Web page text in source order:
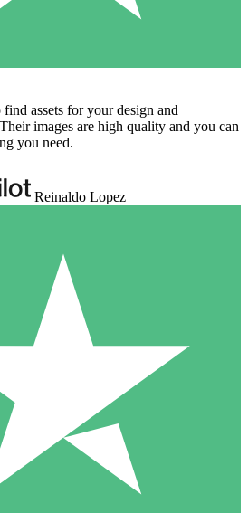
assets for your design and
images are high quality and you can
you need.
Reinaldo Lopez